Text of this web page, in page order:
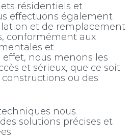
résidentiels et
effectuons également
et de remplacement
conformément aux
et
nous menons les
et sérieux, que ce soit
ou des
nous
solutions précises et